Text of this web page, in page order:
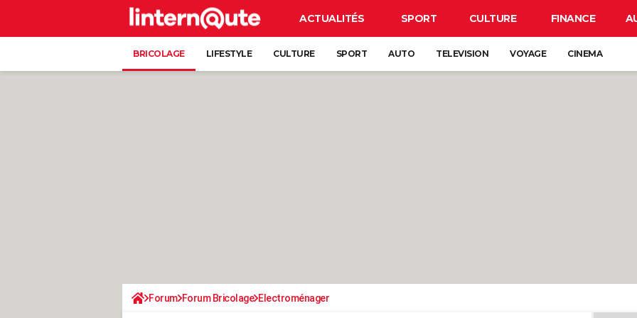
ACTUALITÉS SPORT CULTURE FINANCE
BRICOLAGE LIFESTYLE CULTURE SPORT AUTO TELEVISION VOYAGE CINEMA
Forum Forum Bricolage Electroménager